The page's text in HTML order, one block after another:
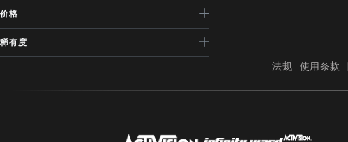
价格
稀有度
法规 使用条款